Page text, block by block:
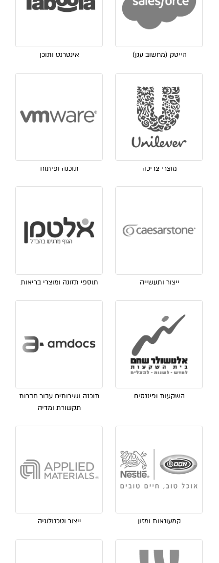
הייטק (מחשוב ענן) אינטרנט ותוכן
מוצרי צריכה תוכנה ופיתוח
ייצור ותעשייה תוספי תזונה ומוצרי בריאות
השקעות ופיננסים
תוכנה ושירותים עבור חברות
תקשורת ומדיה
קמעונאות ומזון ייצור וטכנולוגיה